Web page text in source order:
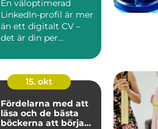
En väloptimerad
LinkedIn-profil är mer
än ett digitalt CV –
det är din per...
15. okt
Fördelarna med att
läsa och de bästa
böckerna att börja